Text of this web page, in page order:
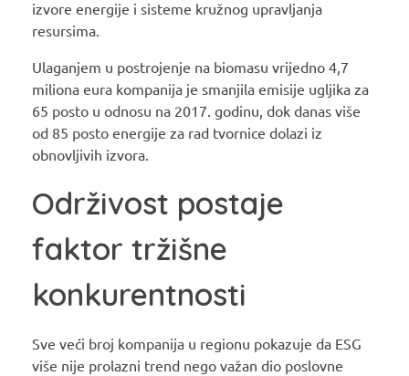
izvore energije i sisteme kružnog upravljanja
resursima.
Ulaganjem u postrojenje na biomasu vrijedno 4,7
miliona eura kompanija je smanjila emisije ugljika za
65 posto u odnosu na 2017. godinu, dok danas više
od 85 posto energije za rad tvornice dolazi iz
obnovljivih izvora.
Održivost postaje
faktor tržišne
konkurentnosti
Sve veći broj kompanija u regionu pokazuje da ESG
više nije prolazni trend nego važan dio poslovne